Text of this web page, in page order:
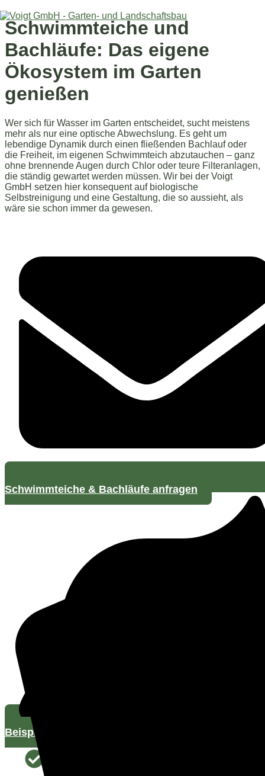
Zum
Inhalt
springen
Schwimmteiche und
Bachläufe: Das eigene
Ökosystem im Garten
genießen
Wer sich für Wasser im Garten entscheidet, sucht meistens
mehr als nur eine optische Abwechslung. Es geht um
lebendige Dynamik durch einen fließenden Bachlauf oder
die Freiheit, im eigenen Schwimmteich abzutauchen – ganz
ohne brennende Augen durch Chlor oder teure Filteranlagen,
die ständig gewartet werden müssen. Wir bei der Voigt
GmbH setzen hier konsequent auf biologische
Selbstreinigung und eine Gestaltung, die so aussieht, als
wäre sie schon immer da gewesen.
Schwimmteiche & Bachläufe anfragen
Beispiele entdecken